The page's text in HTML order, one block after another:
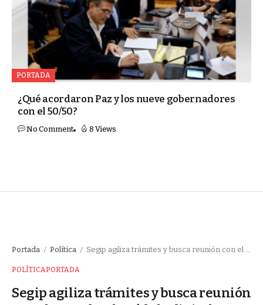
PORTADA
¿Qué acordaron Paz y los nueve gobernadores
con el 50/50?
No Comment 8 Views
Portada / Política / Segip agiliza trámites y busca reunión con el TSE sobre la cédula digital
POLÍTICAPORTADA
Segip agiliza trámites y busca reunión